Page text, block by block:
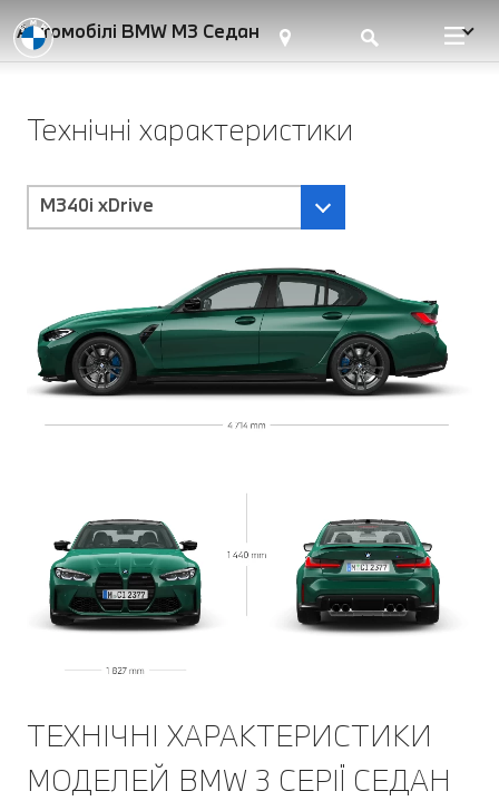
Автомобілі BMW M3 Седан
Технічні характеристики
M340i xDrive
ТЕХНІЧНІ ХАРАКТЕРИСТИКИ
МОДЕЛЕЙ BMW 3 СЕРІЇ CЕДАН